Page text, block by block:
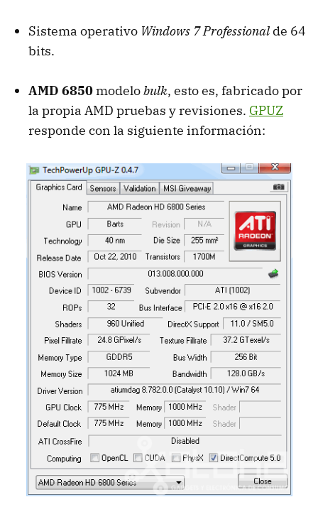
Sistema operativo Windows 7 Professionalde 64
bits.
AMD 6850 modelobulk, esto es, fabricado por
la propia AMD pruebas y revisiones. GPUZ
responde con la siguiente información: